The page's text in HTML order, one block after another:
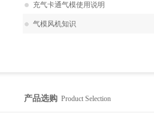
充气卡通气模使用说明
气模风机知识
产品选购 Product Selection